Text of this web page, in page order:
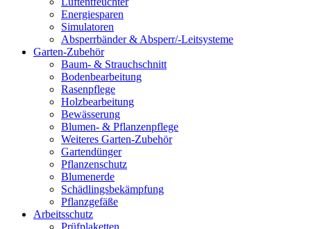
Energiesparen
Simulatoren
Absperrbänder & Absperr/-Leitsysteme
Garten-Zubehör
Baum- & Strauchschnitt
Bodenbearbeitung
Rasenpflege
Holzbearbeitung
Bewässerung
Blumen- & Pflanzenpflege
Weiteres Garten-Zubehör
Gartendünger
Pflanzenschutz
Blumenerde
Schädlingsbekämpfung
Pflanzgefäße
Arbeitsschutz
Prüfplaketten